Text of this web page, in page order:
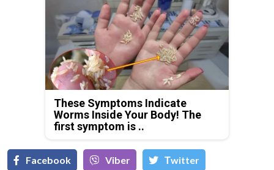
These Symptoms Indicate
Worms Inside Your Body! The
first symptom is ..
Facebook Viber Тwitter